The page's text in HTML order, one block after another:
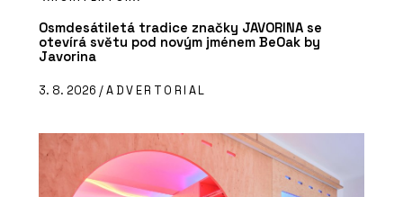
Osmdesátiletá tradice značky JAVORINA se
otevírá světu pod novým jménem BeOak by
Javorina
3. 8. 2026 /ADVERTORIAL